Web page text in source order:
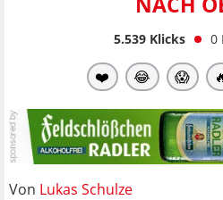
5.539Klicks 0
❤️ 😂 😱
Von Lukas Schulze